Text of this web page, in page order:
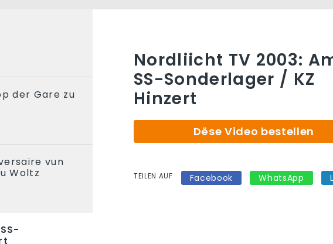
der Gare zu
vun
Woltz
Nordliicht TV 2003:
SS-Sonderlager / KZ
Hinzert
Dëse Video bestellen
TEILEN AUF Facebook WhatsApp